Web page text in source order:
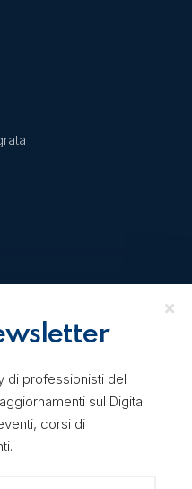
di professionisti del
sul Digital
corsi di